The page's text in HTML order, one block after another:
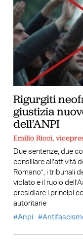
Rigurgiti
giustizia
dell’ANPI
Emilio Ricci,
Due sentenze, due
consiliare all’attività
Romano”, i tribunali
violato e il ruolo
presidiare i principi
autoritarie
Anpi